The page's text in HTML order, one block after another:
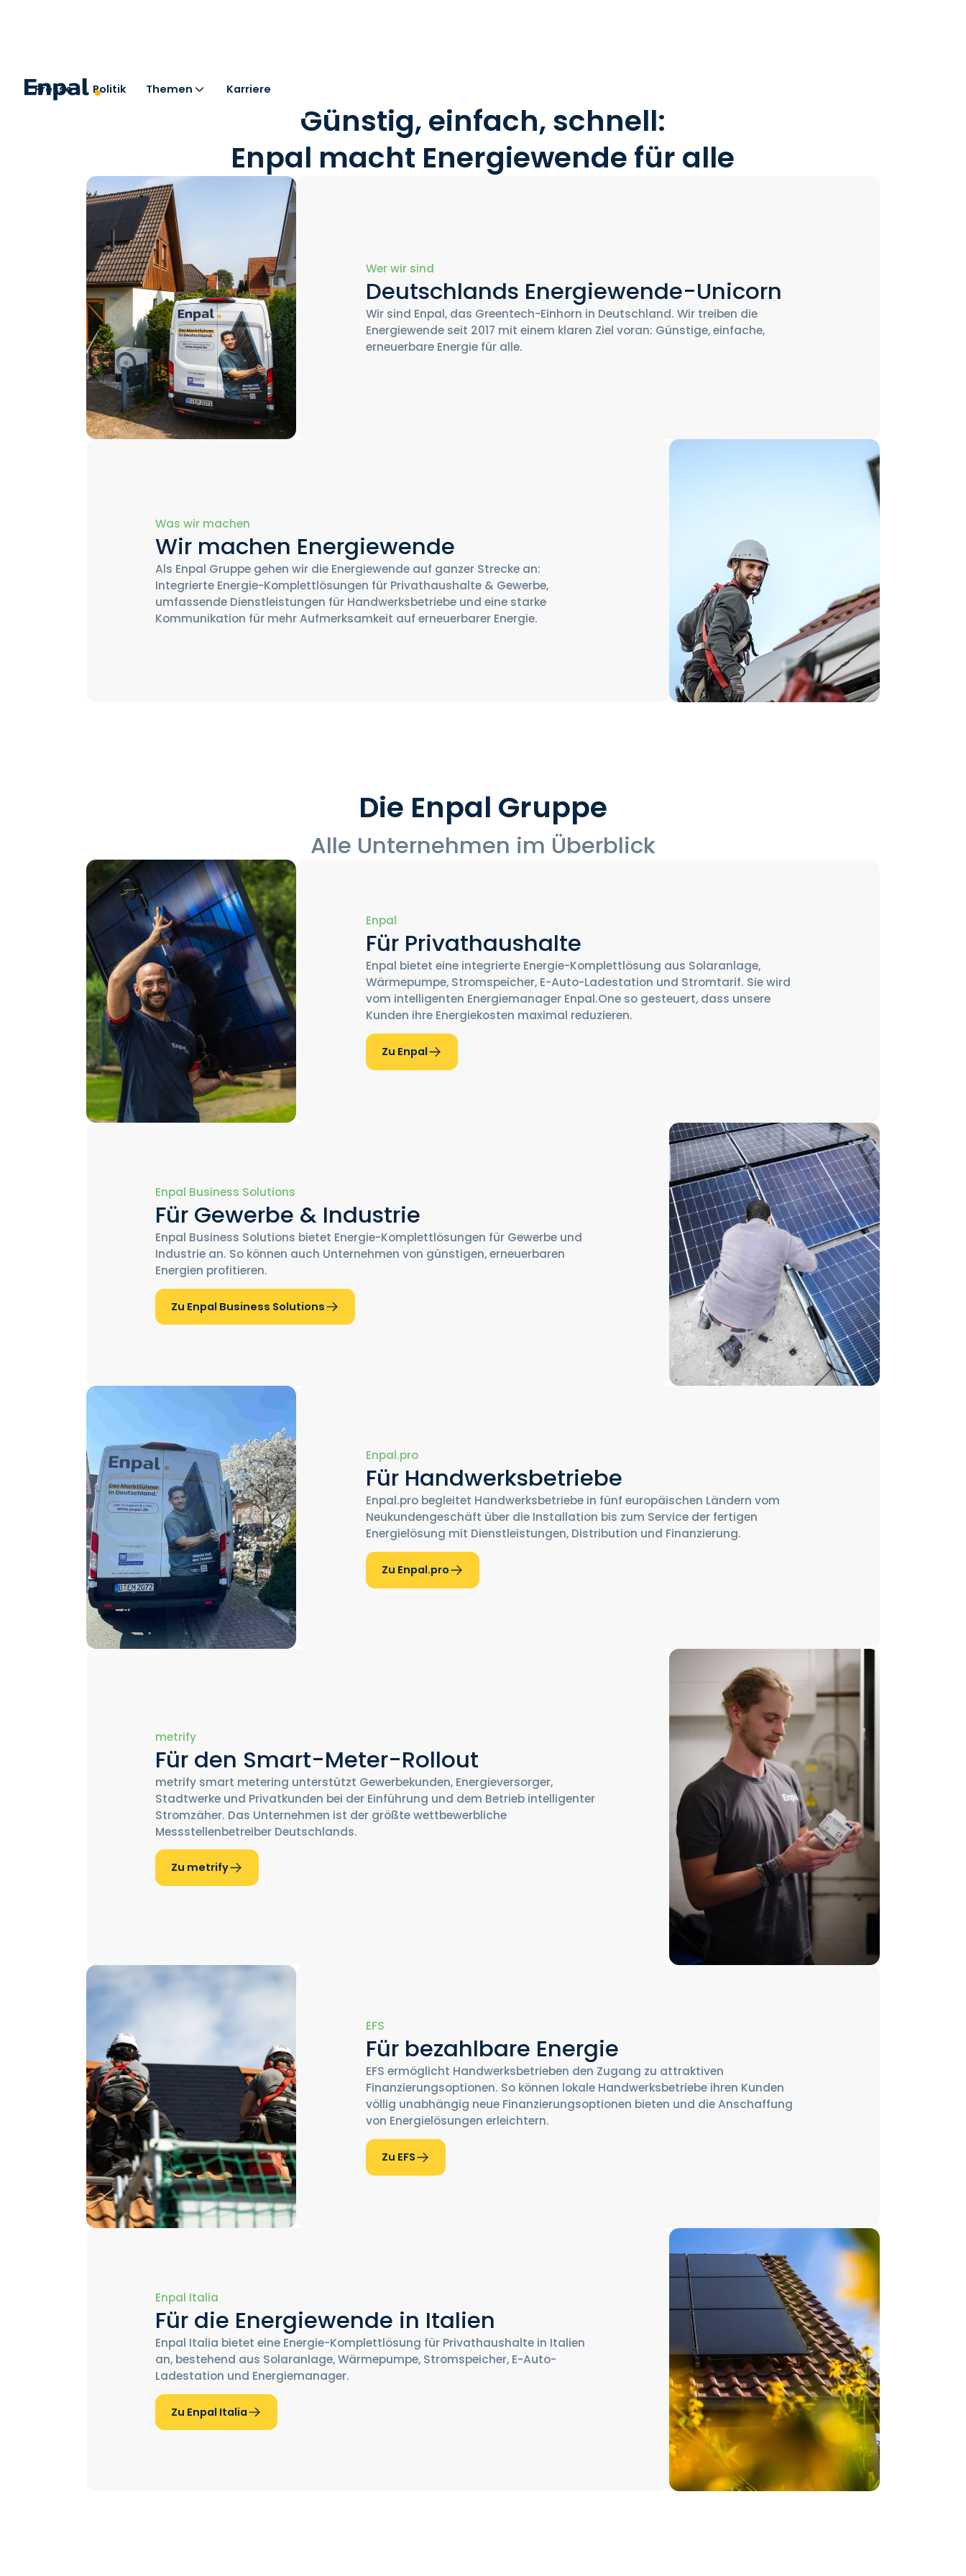
Presse Politik Themen Karriere
Günstig, einfach, schnell:
Enpal macht Energiewende für alle
Wer wir sind
Deutschlands Energiewende-Unicorn
Wir sind Enpal, das Greentech-Einhorn in Deutschland. Wir treiben die
Energiewende seit 2017 mit einem klaren Ziel voran: Günstige, einfache,
erneuerbare Energie für alle.
Was wir machen
Wir machen Energiewende
Als Enpal Gruppe gehen wir die Energiewende auf ganzer Strecke an:
Integrierte Energie-Komplettlösungen für Privathaushalte & Gewerbe,
umfassende Dienstleistungen für Handwerksbetriebe und eine starke
Kommunikation für mehr Aufmerksamkeit auf erneuerbarer Energie.
Die Enpal Gruppe
Alle Unternehmen im Überblick
Enpal
Für Privathaushalte
Enpal bietet eine integrierte Energie-Komplettlösung aus Solaranlage,
Wärmepumpe, Stromspeicher, E-Auto-Ladestation und Stromtarif. Sie wird
vom intelligenten Energiemanager Enpal.One so gesteuert, dass unsere
Kunden ihre Energiekosten maximal reduzieren.
Zu Enpal
Enpal Business Solutions
Für Gewerbe & Industrie
Enpal Business Solutions bietet Energie-Komplettlösungen für Gewerbe und
Industrie an. So können auch Unternehmen von günstigen, erneuerbaren
Energien profitieren.
Zu Enpal Business Solutions
Enpal.pro
Für Handwerksbetriebe
Enpal.pro begleitet Handwerksbetriebe in fünf europäischen Ländern vom
Neukundengeschäft über die Installation bis zum Service der fertigen
Energielösung mit Dienstleistungen, Distribution und Finanzierung.
Zu Enpal.pro
metrify
Für den Smart-Meter-Rollout
metrify smart metering unterstützt Gewerbekunden, Energieversorger,
Stadtwerke und Privatkunden bei der Einführung und dem Betrieb intelligenter
Stromzäher. Das Unternehmen ist der größte wettbewerbliche
Messstellenbetreiber Deutschlands.
Zu metrify
EFS
Für bezahlbare Energie
EFS ermöglicht Handwerksbetrieben den Zugang zu attraktiven
Finanzierungsoptionen. So können lokale Handwerksbetriebe ihren Kunden
völlig unabhängig neue Finanzierungsoptionen bieten und die Anschaffung
von Energielösungen erleichtern.
Zu EFS
Enpal Italia
Für die Energiewende in Italien
Enpal Italia bietet eine Energie-Komplettlösung für Privathaushalte in Italien
an, bestehend aus Solaranlage, Wärmepumpe, Stromspeicher, E-Auto-
Ladestation und Energiemanager.
Zu Enpal Italia